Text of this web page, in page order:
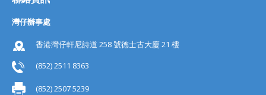
灣仔辦事處
香港灣仔軒尼詩道 258 號德士古大廈 21 樓
(852) 2511 8363
(852) 2507 5239